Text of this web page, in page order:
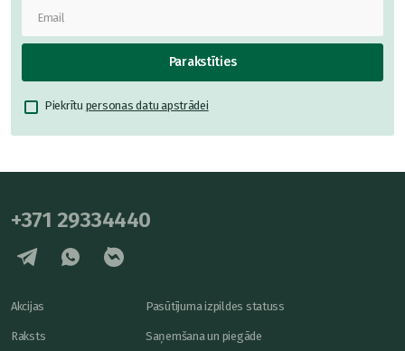
Parakstīties
Piekrītu personas datu apstrādei
+371 29334440
Akcijas
Raksts
Pasūtījuma izpildes statuss
Saņemšana un piegāde